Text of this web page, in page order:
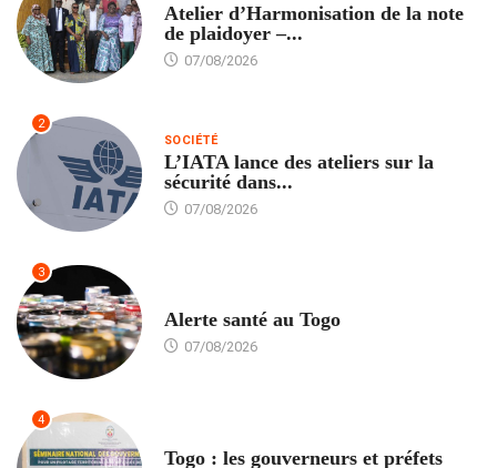
Atelier d’Harmonisation de la note
de plaidoyer –...
07/08/2026
2
SOCIÉTÉ
L’IATA lance des ateliers sur la
sécurité dans...
07/08/2026
3
Alerte santé au Togo
07/08/2026
4
Togo : les gouverneurs et préfets